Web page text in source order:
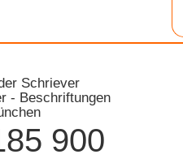
Schriever
- Beschriftungen
900